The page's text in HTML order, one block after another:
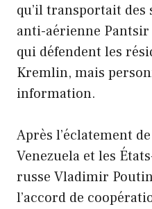
qu’il transportait des
anti-aérienne
qui défendent les
Kremlin, mais
information.
Après l’éclatement
Venezuela et les
russe Vladimir
l’accord de